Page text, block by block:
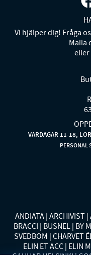
Vi hjälper dig! Fråga
Maila
eller
VARDAGAR 11-18,
PERSONAL
ANDIATA ARCHIVIST
BRACCI BUSNEL BY
SVEDBOM CHARVET
ELIN ET ACC ELIN